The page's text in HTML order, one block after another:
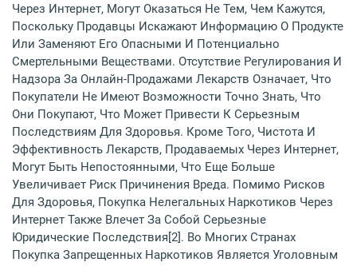
Через Интернет, Могут Оказаться Не Тем, Чем Кажутся,
Поскольку Продавцы Искажают Информацию О Продукте
Или Заменяют Его Опасными И Потенциально
Смертельными Веществами. Отсутствие Регулирования И
Надзора За Онлайн-Продажами Лекарств Означает, Что
Покупатели Не Имеют Возможности Точно Знать, Что
Они Покупают, Что Может Привести К Серьезным
Последствиям Для Здоровья. Кроме Того, Чистота И
Эффективность Лекарств, Продаваемых Через Интернет,
Могут Быть Непостоянными, Что Еще Больше
Увеличивает Риск Причинения Вреда. Помимо Рисков
Для Здоровья, Покупка Нелегальных Наркотиков Через
Интернет Также Влечет За Собой Серьезные
Юридические Последствия[2]. Во Многих Странах
Покупка Запрещенных Наркотиков Является Уголовным